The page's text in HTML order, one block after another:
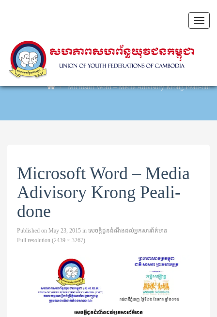
Toggle
Microsoft Word – Media Adivisory Krong Peali-done
Microsoft Word – Media
Adivisory Krong Peali-
done
Published on May 23, 2015 in សេចក្តីជូនដំណឹងដល់អ្នកសារព័ត៌មាន
Full resolution (2439 × 3267)